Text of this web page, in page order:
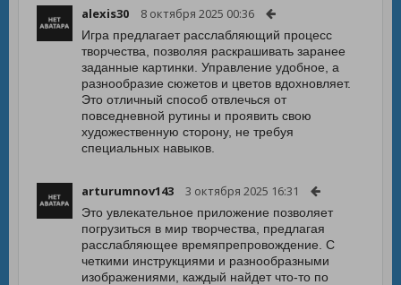
alexis30 8 октября 2025 00:36
Игра предлагает расслабляющий процесс
творчества, позволяя раскрашивать заранее
заданные картинки. Управление удобное, а
разнообразие сюжетов и цветов вдохновляет.
Это отличный способ отвлечься от
повседневной рутины и проявить свою
художественную сторону, не требуя
специальных навыков.
arturumnov143 3 октября 2025 16:31
Это увлекательное приложение позволяет
погрузиться в мир творчества, предлагая
расслабляющее времяпрепровождение. С
четкими инструкциями и разнообразными
изображениями, каждый найдет что-то по